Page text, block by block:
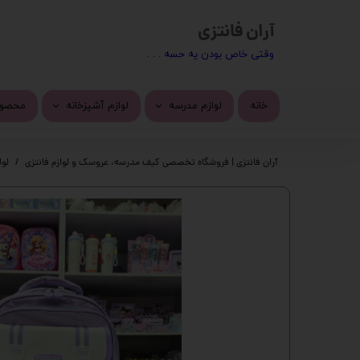
آران فانتزی
​​وقتی خاص بودن یه حسه . . .
خانه لوازم مدرسه
روان نویس
لوازم آشپزخانه
کیف
چسب
پک
آران فانتزی | فروشگاه تخصصی کیف مدرسه، عروسک و لوازم فانتزی